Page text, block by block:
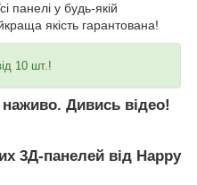
панелі у будь-якій
якість гарантована!
10 шт.!
Дивись відео!
3Д-панелей від Happy